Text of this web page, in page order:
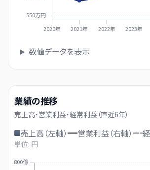
550万円
2020年 2021年 2022年 2023年
数値データを表示
業績の推移
売上高・営業利益・経常利益（直近6年）
売上高（左軸） 営業利益（右軸）
単位: 円
800億